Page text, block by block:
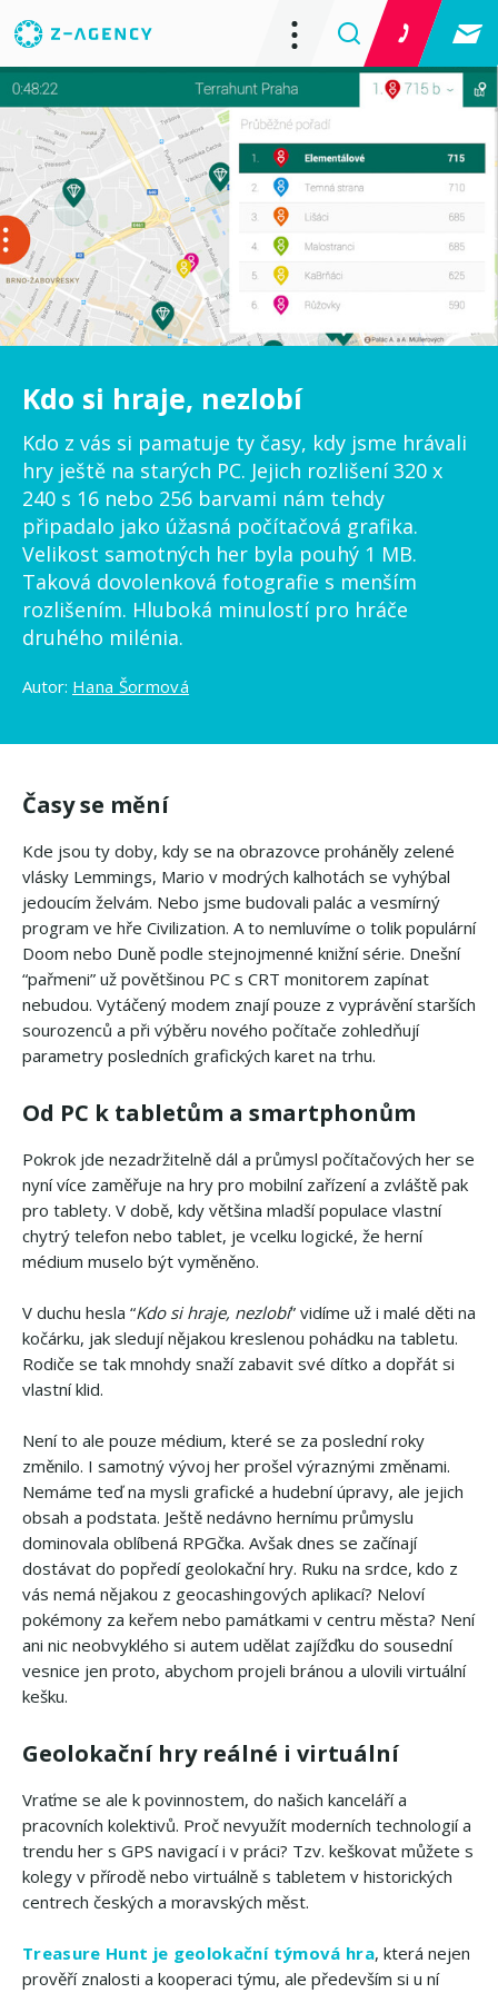
Kdo si hraje, nezlobí
Kdo z vás si pamatuje ty časy, kdy jsme hrávali
hry ještě na starých PC. Jejich rozlišení 320 x
240 s 16 nebo 256 barvami nám tehdy
připadalo jako úžasná počítačová grafika.
Velikost samotných her byla pouhý 1 MB.
Taková dovolenková fotografie s menším
rozlišením. Hluboká minulostí pro hráče
druhého milénia.
Autor: Hana Šormová
Časy se mění
Kde jsou ty doby, kdy se na obrazovce proháněly zelené
vlásky Lemmings, Mario v modrých kalhotách se vyhýbal
jedoucím želvám. Nebo jsme budovali palác a vesmírný
program ve hře Civilization. A to nemluvíme o tolik populární
Doom nebo Duně podle stejnojmenné knižní série. Dnešní
“pařmeni” už povětšinou PC s CRT monitorem zapínat
nebudou. Vytáčený modem znají pouze z vyprávění starších
sourozenců a při výběru nového počítače zohledňují
parametry posledních grafických karet na trhu.
Od PC k tabletům a smartphonům
Pokrok jde nezadržitelně dál a průmysl počítačových her se
nyní více zaměřuje na hry pro mobilní zařízení a zvláště pak
pro tablety. V době, kdy většina mladší populace vlastní
chytrý telefon nebo tablet, je vcelku logické, že herní
médium muselo být vyměněno.
V duchu hesla “Kdo si hraje, nezlobí” vidíme už i malé děti na
kočárku, jak sledují nějakou kreslenou pohádku na tabletu.
Rodiče se tak mnohdy snaží zabavit své dítko a dopřát si
vlastní klid.
Není to ale pouze médium, které se za poslední roky
změnilo. I samotný vývoj her prošel výraznými změnami.
Nemáme teď na mysli grafické a hudební úpravy, ale jejich
obsah a podstata. Ještě nedávno hernímu průmyslu
dominovala oblíbená RPGčka. Avšak dnes se začínají
dostávat do popředí geolokační hry. Ruku na srdce, kdo z
vás nemá nějakou z geocashingových aplikací? Neloví
pokémony za keřem nebo památkami v centru města? Není
ani nic neobvyklého si autem udělat zajížďku do sousední
vesnice jen proto, abychom projeli bránou a ulovili virtuální
kešku.
Geolokační hry reálné i virtuální
Vraťme se ale k povinnostem, do našich kanceláří a
pracovních kolektivů. Proč nevyužít moderních technologií a
trendu her s GPS navigací i v práci? Tzv. keškovat můžete s
kolegy v přírodě nebo virtuálně s tabletem v historických
centrech českých a moravských měst.
Treasure Hunt je geolokační týmová hra, která nejen
prověří znalosti a kooperaci týmu, ale především si u ní